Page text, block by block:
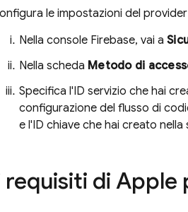
le impostazioni del
Nella console Firebase, vai a
Nella scheda Metodo di
Specifica l'ID servizio che hai
configurazione del flusso di
e l'ID chiave che hai creato
requisiti di